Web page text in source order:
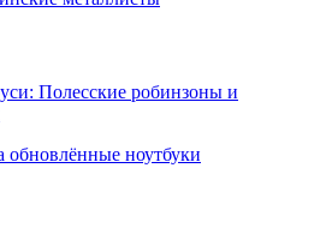
Полесские робинзоны и